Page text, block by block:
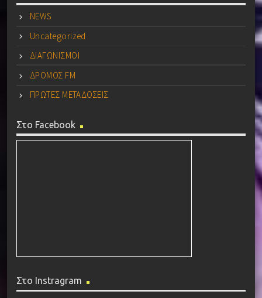
NEWS
Uncategorized
ΔΙΑΓΩΝΙΣΜΟΙ
ΔΡΟΜΟΣ FM
ΠΡΩΤΕΣ ΜΕΤΑΔΟΣΕΙΣ
Στο Facebook
Στο Instragram